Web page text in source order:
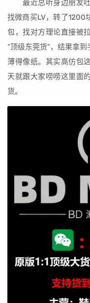
最近总听身边朋友吐
找微商买LV，转了1200
包，找对方理论直接被
“顶级东莞货”，结果拿
薄得像纸。其实高仿包
天就跟大家唠唠这里面
货。